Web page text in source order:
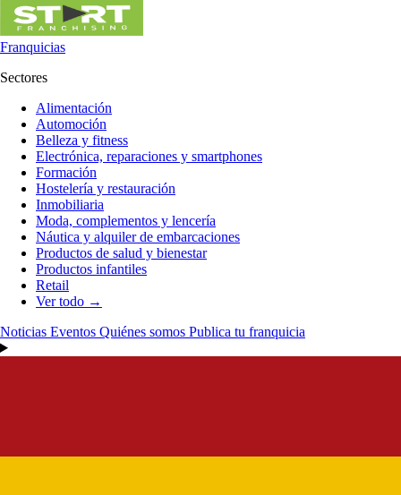
Franquicias
Sectores
Alimentación
Automoción
Belleza y fitness
Electrónica, reparaciones y smartphones
Formación
Hostelería y restauración
Inmobiliaria
Moda, complementos y lencería
Náutica y alquiler de embarcaciones
Productos de salud y bienestar
Productos infantiles
Retail
Ver todo →
Noticias Eventos Quiénes somos Publica tu franquicia